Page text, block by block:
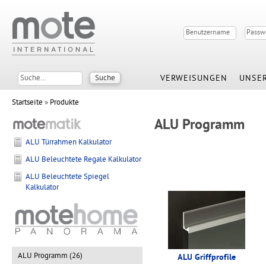
VERWEISUNGEN
Startseite » Produkte
ALU Programm
ALU Griffprofile
ALU Türrahmen Kalkulator
ALU Beleuchtete Regale Kalkulator
ALU Beleuchtete Spiegel
Kalkulator
ALU Programm (26)